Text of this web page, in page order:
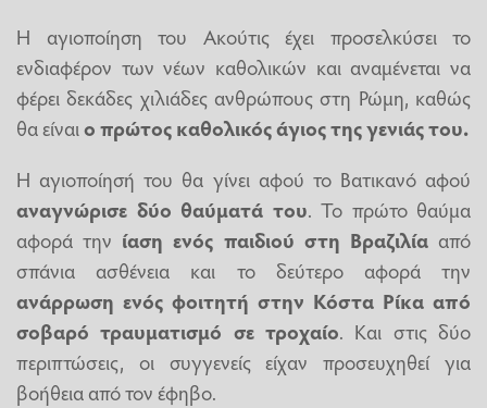
Η αγιοποίηση του Ακούτις έχει προσελκύσει το
ενδιαφέρον των νέων καθολικών και αναμένεται να
φέρει δεκάδες χιλιάδες ανθρώπους στη Ρώμη, καθώς
θα είναιο πρώτος καθολικός άγιος της γενιάς του.
Η αγιοποίησή του θα γίνει αφού το Βατικανό αφού
αναγνώρισε δύο θαύματά του. Το πρώτο θαύμα
αφορά την ίαση ενός παιδιού στη Βραζιλίααπό
σπάνια ασθένεια και το δεύτερο αφορά την
ανάρρωση ενός φοιτητή στην Κόστα Ρίκα από
σοβαρό τραυματισμό σε τροχαίο. Και στις δύο
περιπτώσεις, οι συγγενείς είχαν προσευχηθεί για
βοήθεια από τον έφηβο.